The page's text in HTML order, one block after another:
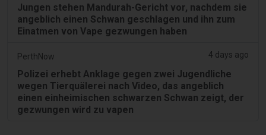
Jungen stehen Mandurah-Gericht vor, nachdem sie
angeblich einen Schwan geschlagen und ihn zum
Einatmen von Vape gezwungen haben
PerthNow 4 days ago
Polizei erhebt Anklage gegen zwei Jugendliche
wegen Tierquälerei nach Video, das angeblich
einen einheimischen schwarzen Schwan zeigt, der
gezwungen wird zu vapen